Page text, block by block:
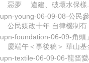
惡夢 違建、破壞水保樣
upn-young-06-09-08-公民
公民媒改十年 自律機制有...
upn-foundation-06-09-角頭
慶端午＜事後稿＞ 華山基
upn-textile-06-09-06-龍笛